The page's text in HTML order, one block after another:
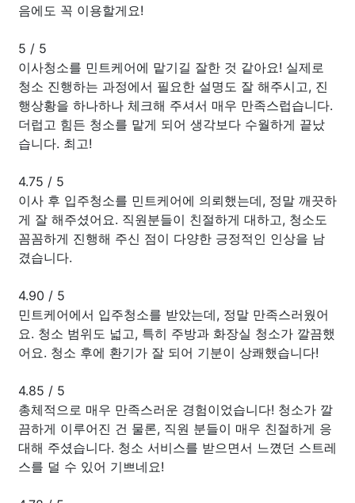
음에도 꼭 이용할게요!
5 / 5
이사청소를 민트케어에 맡기길 잘한 것 같아요! 실제로
청소 진행하는 과정에서 필요한 설명도 잘 해주시고, 진
행상황을 하나하나 체크해 주셔서 매우 만족스럽습니다.
더럽고 힘든 청소를 맡게 되어 생각보다 수월하게 끝났
습니다. 최고!
4.75 / 5
이사 후 입주청소를 민트케어에 의뢰했는데, 정말 깨끗하
게 잘 해주셨어요. 직원분들이 친절하게 대하고, 청소도
꼼꼼하게 진행해 주신 점이 다양한 긍정적인 인상을 남
겼습니다.
4.90 / 5
민트케어에서 입주청소를 받았는데, 정말 만족스러웠어
요. 청소 범위도 넓고, 특히 주방과 화장실 청소가 깔끔했
어요. 청소 후에 환기가 잘 되어 기분이 상쾌했습니다!
4.85 / 5
총체적으로 매우 만족스러운 경험이었습니다! 청소가 깔
끔하게 이루어진 건 물론, 직원 분들이 매우 친절하게 응
대해 주셨습니다. 청소 서비스를 받으면서 느꼈던 스트레
스를 덜 수 있어 기쁘네요!